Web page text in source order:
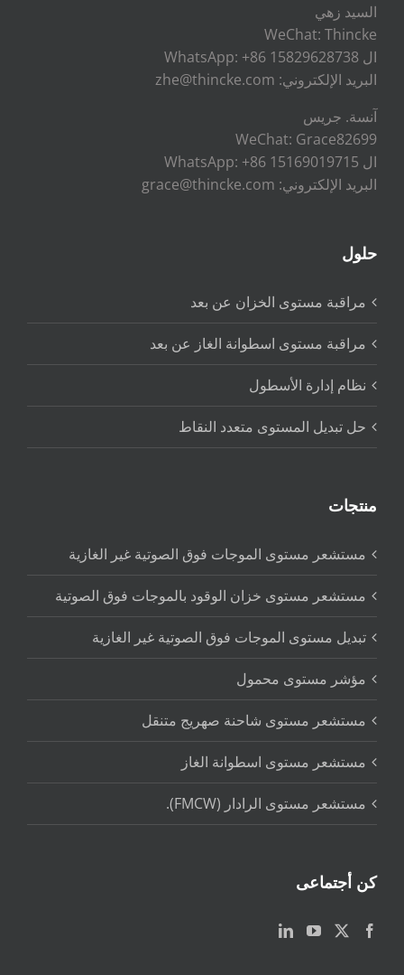
السيد زهي
WeChat: Thincke
ال WhatsApp: +86 15829628738
البريد الإلكتروني: zhe@thincke.com
آنسة. جريس
WeChat: Grace82699
ال WhatsApp: +86 15169019715
البريد الإلكتروني: grace@thincke.com
حلول
مراقبة مستوى الخزان عن بعد
مراقبة مستوى اسطوانة الغاز عن بعد
نظام إدارة الأسطول
حل تبديل المستوى متعدد النقاط
منتجات
مستشعر مستوى الموجات فوق الصوتية غير الغازية
مستشعر مستوى خزان الوقود بالموجات فوق الصوتية
تبديل مستوى الموجات فوق الصوتية غير الغازية
مؤشر مستوى محمول
مستشعر مستوى شاحنة صهريج متنقل
مستشعر مستوى اسطوانة الغاز
مستشعر مستوى الرادار (FMCW).
كن أجتماعى